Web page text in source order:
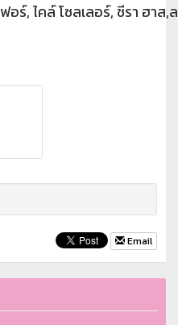
ร์, ไคล์ โซลเลอร์, ชีรา ฮาส,ล
Email